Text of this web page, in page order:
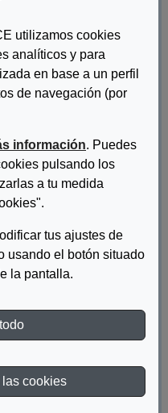
utilizamos cookies
analíticos y para
en base a un perfil
de navegación (por
información. Puedes
pulsando los
a tu medida
tus ajustes de
usando el botón situado
la pantalla.
las cookies